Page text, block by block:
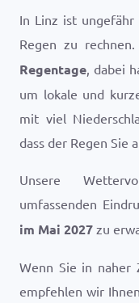
In Linz ist
Regen zu
Regentage, dabei
um lokale und
mit viel
dass der Regen Sie
Unsere
umfassenden
im Mai 2027 zu
Wenn Sie in naher
empfehlen wir